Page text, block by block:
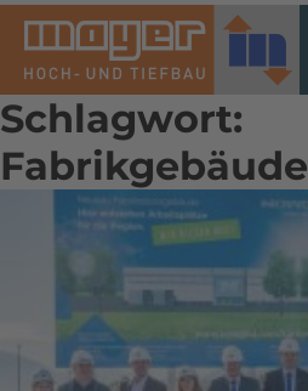
Schlagwort:
Fabrikgebäude